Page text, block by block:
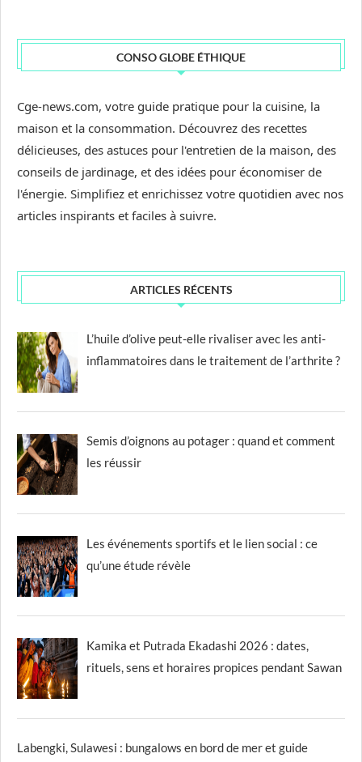
CONSO GLOBE ÉTHIQUE
Cge-news.com, votre guide pratique pour la cuisine, la
maison et la consommation. Découvrez des recettes
délicieuses, des astuces pour l'entretien de la maison, des
conseils de jardinage, et des idées pour économiser de
l'énergie. Simplifiez et enrichissez votre quotidien avec nos
articles inspirants et faciles à suivre.
ARTICLES RÉCENTS
L’huile d’olive peut-elle rivaliser avec les anti-
inflammatoires dans le traitement de l’arthrite ?
Semis d’oignons au potager : quand et comment
les réussir
Les événements sportifs et le lien social : ce
qu’une étude révèle
Kamika et Putrada Ekadashi 2026 : dates,
rituels, sens et horaires propices pendant Sawan
Labengki, Sulawesi : bungalows en bord de mer et guide